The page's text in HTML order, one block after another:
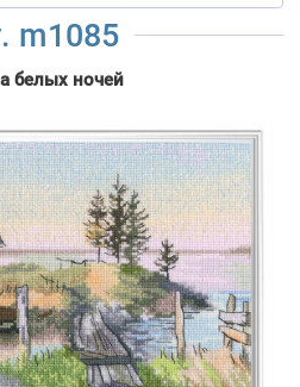
m1085
белых ночей